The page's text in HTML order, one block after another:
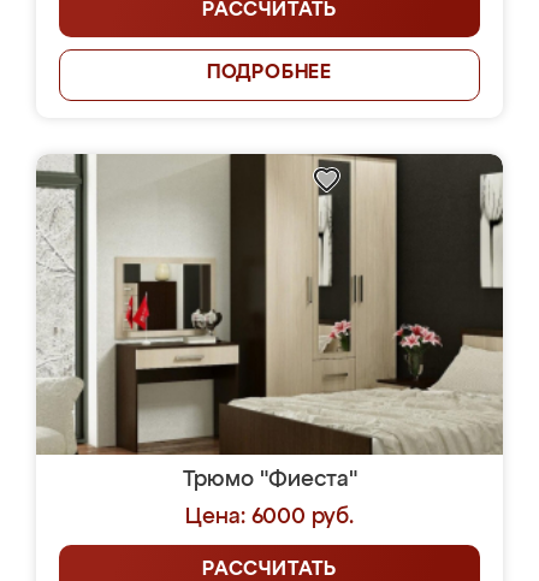
РАССЧИТАТЬ
ПОДРОБНЕЕ
Трюмо "Фиеста"
Цена: 6000 руб.
РАССЧИТАТЬ